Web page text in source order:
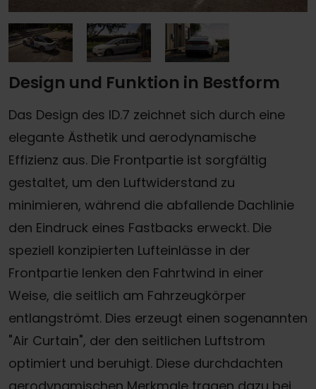
Design und Funktion in Bestform
Das Design des ID.7 zeichnet sich durch eine
elegante Ästhetik und aerodynamische
Effizienz aus. Die Frontpartie ist sorgfältig
gestaltet, um den Luftwiderstand zu
minimieren, während die abfallende Dachlinie
den Eindruck eines Fastbacks erweckt. Die
speziell konzipierten Lufteinlässe in der
Frontpartie lenken den Fahrtwind in einer
Weise, die seitlich am Fahrzeugkörper
entlangströmt. Dies erzeugt einen sogenannten
"Air Curtain", der den seitlichen Luftstrom
optimiert und beruhigt. Diese durchdachten